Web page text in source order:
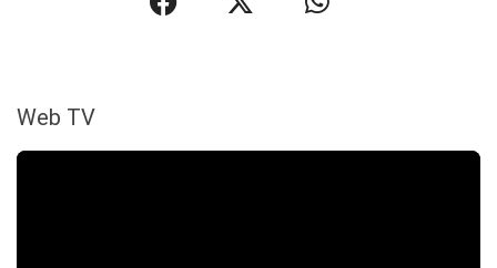
Web TV